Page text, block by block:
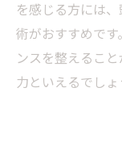
ヘッド
毎月通
ヘッド
月1回の
を感じる方には
術がおすすめで
ンスを整えるこ
力といえるでしょ